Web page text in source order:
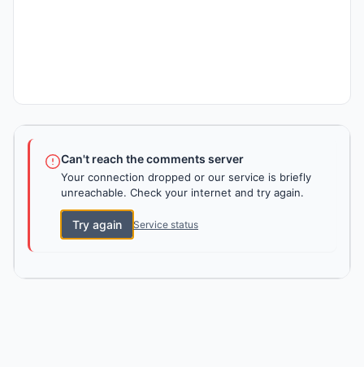
Can't reach the comments server
Your connection dropped or our service is briefly
unreachable. Check your internet and try again.
Try again Service status